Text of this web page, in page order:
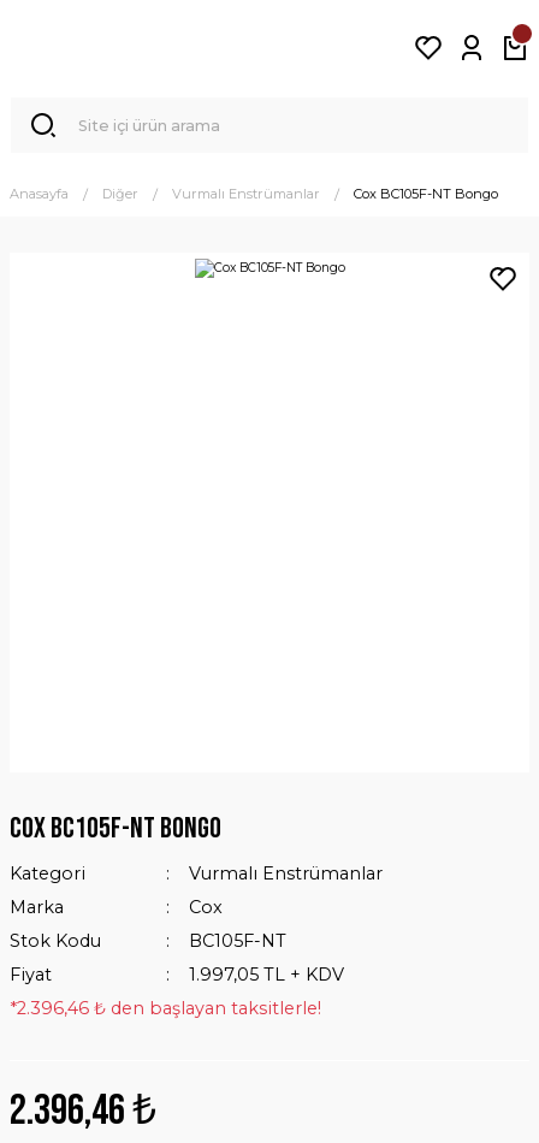
Anasayfa Diğer Vurmalı Enstrümanlar Cox BC105F-NT Bongo
Cox BC105F-NT Bongo
Kategori
Vurmalı Enstrümanlar
Marka
Cox
Stok Kodu
BC105F-NT
Fiyat
1.997,05 TL + KDV
*2.396,46 ₺ den başlayan taksitlerle!
2.396,46 ₺